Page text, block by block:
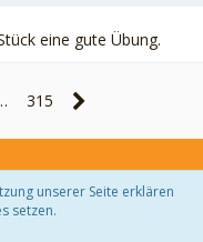
eine gute Übung.
315
unserer Seite erklären
setzen.